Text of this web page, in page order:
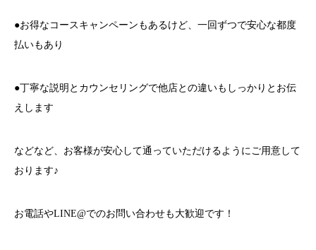
●お得なコースキャンペーンもあるけど、一回ずつで安心な都度
払いもあり
●丁寧な説明とカウンセリングで他店との違いもしっかりとお伝
えします
などなど、お客様が安心して通っていただけるようにご用意して
おります♪
お電話やLINE@でのお問い合わせも大歓迎です！